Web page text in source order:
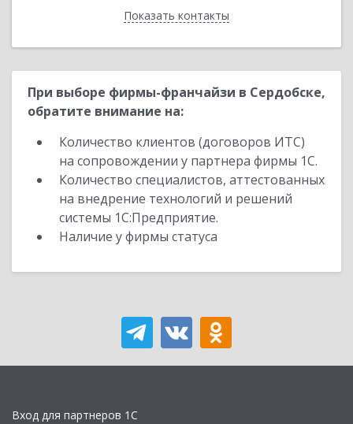
Показать контакты
Назад
При выборе фирмы-франчайзи в Сердобске,
обратите внимание на:
Количество клиентов (договоров ИТС)
на сопровождении у партнера фирмы 1С.
Количество специалистов, аттестованных
на внедрение технологий и решений
системы 1С:Предприятие.
Наличие у фирмы статуса
Вход для партнеров 1С